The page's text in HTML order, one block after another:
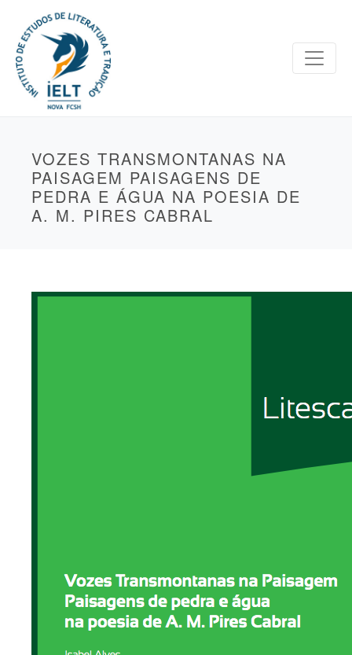
VOZES TRANSMONTANAS NA
PAISAGEM PAISAGENS DE
PEDRA E ÁGUA NA POESIA DE
A. M. PIRES CABRAL